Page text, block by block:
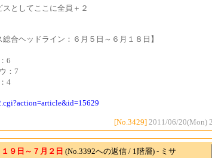
としてここに全員＋２
総合ヘッドライン：６月５日～６月１８日】
6
：7
4
[No.3429] 2011/06/20(Mon)
９日～７月２日 (No.3392への返信 / 1階層) - ミサ